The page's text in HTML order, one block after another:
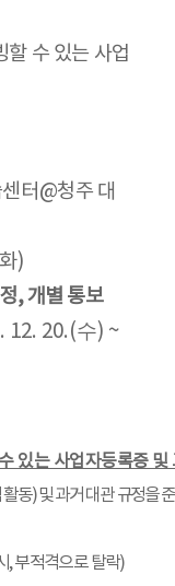
할 수 있는 사업
터@청주 대
화)
,개별 통보
12. 20.(수) ~
있는 사업자등록증
활동)및 과거 대관 규정을
,부적격으로 탈락)